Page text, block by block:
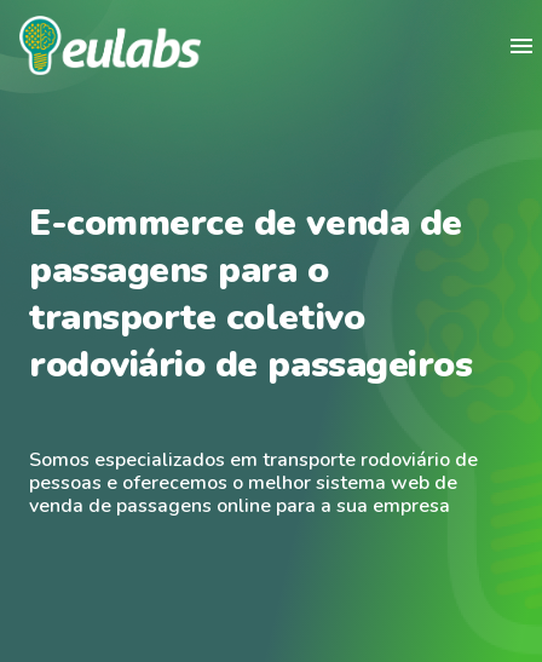
menu
E-commerce de venda de
passagens para o
transporte coletivo
rodoviário de passageiros
Somos especializados em transporte rodoviário de
pessoas e oferecemos o melhor sistema web de
venda de passagens online para a sua empresa